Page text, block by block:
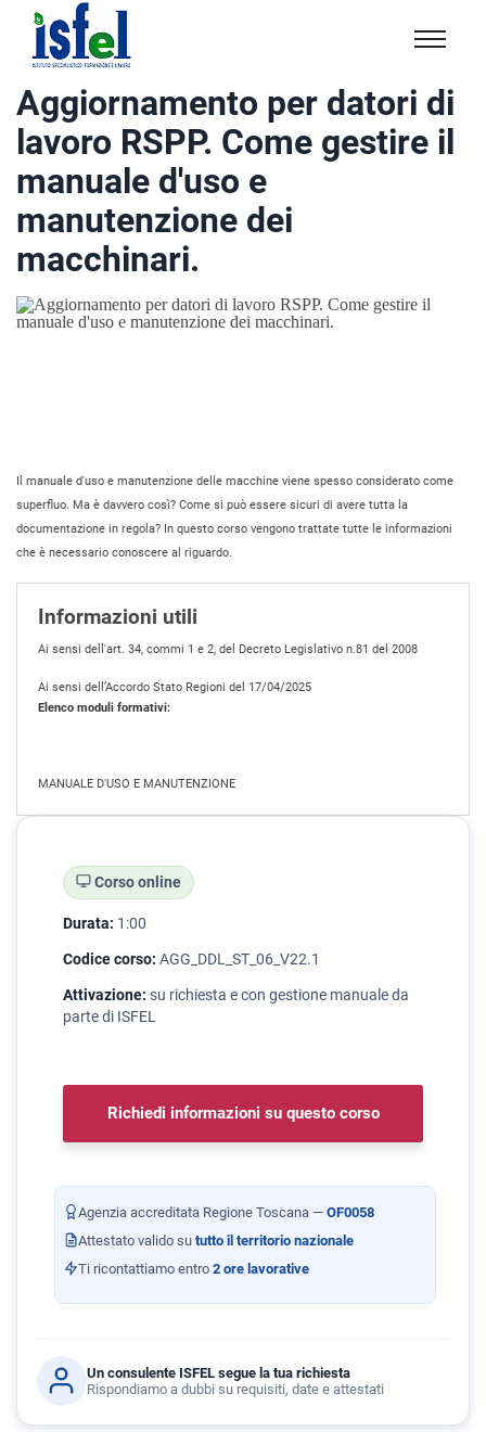
Isfel
Istituto
specialistico
formazione
e
lavoro
Aggiornamento per datori di
lavoro RSPP. Come gestire il
manuale d'uso e
manutenzione dei
macchinari.
Il manuale d'uso e manutenzione delle macchine viene spesso considerato come
superfluo. Ma è davvero così? Come si può essere sicuri di avere tutta la
documentazione in regola? In questo corso vengono trattate tutte le informazioni
che è necessario conoscere al riguardo.
Informazioni utili
Ai sensi dell'art. 34, commi 1 e 2, del Decreto Legislativo n.81 del 2008
Ai sensi dell’Accordo Stato Regioni del 17/04/2025
Elenco moduli formativi:
MANUALE D'USO E MANUTENZIONE
Corso online
Durata: 1:00
Codice corso: AGG_DDL_ST_06_V22.1
Attivazione: su richiesta e con gestione manuale da
parte di ISFEL
Richiedi informazioni su questo corso
Agenzia accreditata Regione Toscana — OF0058
Attestato valido su tutto il territorio nazionale
Ti ricontattiamo entro 2 ore lavorative
Un consulente ISFEL segue la tua richiesta
Rispondiamo a dubbi su requisiti, date e attestati